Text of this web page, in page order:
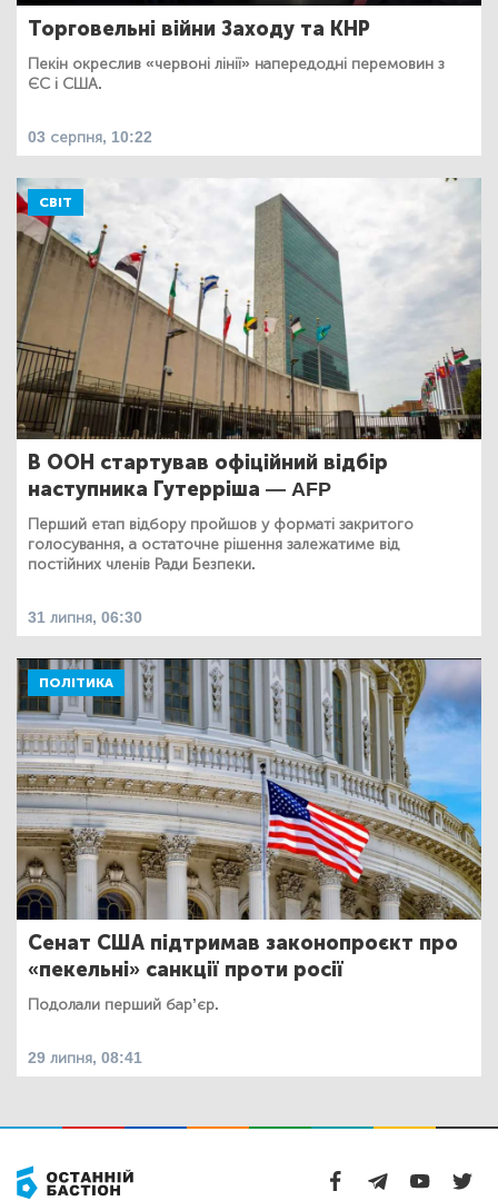
Торговельні війни Заходу та КНР
Пекін окреслив «червоні лінії» напередодні перемовин з
ЄС і США.
03 серпня, 10:22
СВІТ
В ООН стартував офіційний відбір
наступника Гутерріша — AFP
Перший етап відбору пройшов у форматі закритого
голосування, а остаточне рішення залежатиме від
постійних членів Ради Безпеки.
31 липня, 06:30
ПОЛІТИКА
Сенат США підтримав законопроєкт про
«пекельні» санкції проти росії
Подолали перший бар’єр.
29 липня, 08:41